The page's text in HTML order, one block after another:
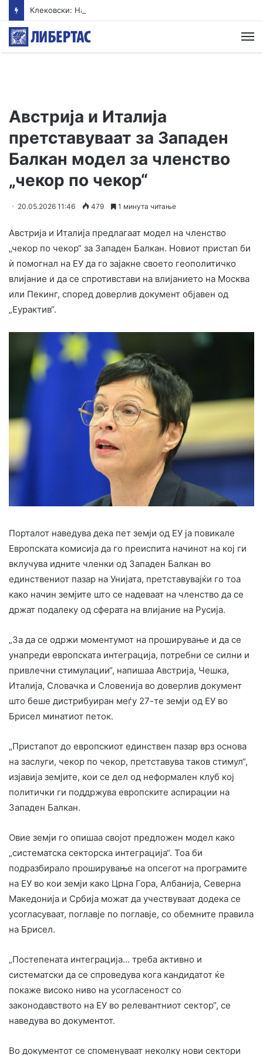
Австрија и Италија
претставуваат за Западен
Балкан модел за членство
„чекор по чекор“
20.05.2026 11:46 479 1 минута читање
Австрија и Италија предлагаат модел на членство
„чекор по чекор“ за Западен Балкан. Новиот пристап би
ѝ помогнал на ЕУ да го зајакне своето геополитичко
влијание и да се спротивстави на влијанието на Москва
или Пекинг, според доверлив документ објавен од
„Еурактив“.
Порталот наведува дека пет земји од ЕУ ја повикале
Европската комисија да го преиспита начинот на кој ги
вклучува идните членки од Западен Балкан во
единствениот пазар на Унијата, претставувајќи го тоа
како начин земјите што се надеваат на членство да се
држат подалеку од сферата на влијание на Русија.
„За да се одржи моментумот на проширување и да се
унапреди европската интеграција, потребни се силни и
привлечни стимулации“, напишаа Австрија, Чешка,
Италија, Словачка и Словенија во доверлив документ
што беше дистрибуиран меѓу 27-те земји од ЕУ во
Брисел минатиот петок.
„Пристапот до европскиот единствен пазар врз основа
на заслуги, чекор по чекор, претставува таков стимул“,
изјавија земјите, кои се дел од неформален клуб кој
политички ги поддржува европските аспирации на
Западен Балкан.
Овие земји го опишаа својот предложен модел како
„систематска секторска интеграција“. Тоа би
подразбирало проширување на опсегот на програмите
на ЕУ во кои земји како Црна Гора, Албанија, Северна
Македонија и Србија можат да учествуваат додека се
усогласуваат, поглавје по поглавје, со обемните правила
на Брисел.
„Постепената интеграција… треба активно и
систематски да се спроведува кога кандидатот ќе
покаже високо ниво на усогласеност со
законодавството на ЕУ во релевантниот сектор“, се
наведува во документот.
Во документот се споменуваат неколку нови сектори